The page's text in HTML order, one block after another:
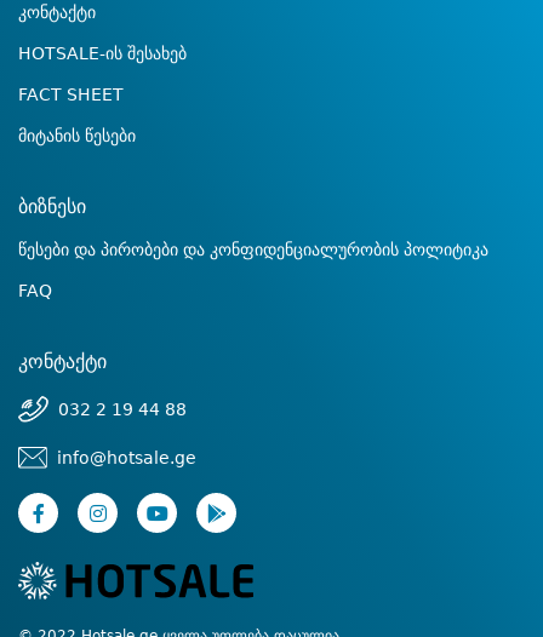
კონტაქტი
HOTSALE-ის შესახებ
FACT SHEET
მიტანის წესები
ბიზნესი
წესები და პირობები და კონფიდენციალურობის პოლიტიკა
FAQ
კონტაქტი
032 2 19 44 88
info@hotsale.ge